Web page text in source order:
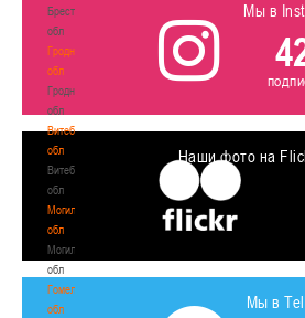
Брестская
обл
Гродненская
обл
Гродненская
обл
Витебская
обл
Витебская
обл
Могилевская
обл
Могилевская
обл
Гомельская
обл
Мы в
Наши фото на
Мы в